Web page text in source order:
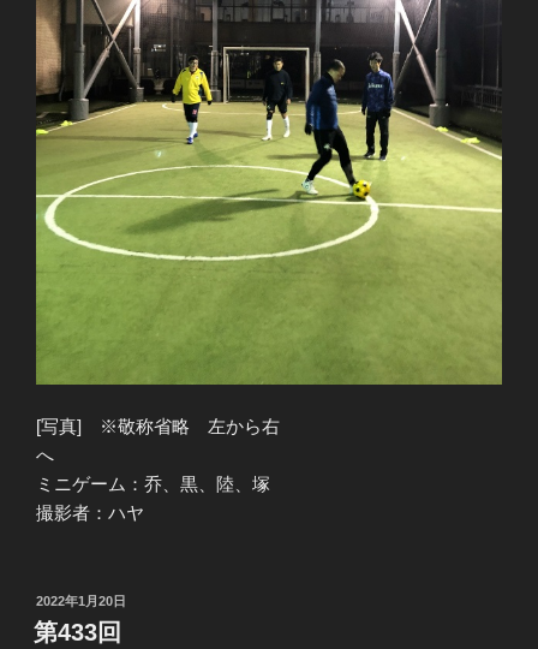
[写真] ※敬称省略 左から右
へ
ミニゲーム：乔、黒、陸、塚
撮影者：ハヤ
投
稿
日:
2022年1月20日
第433回